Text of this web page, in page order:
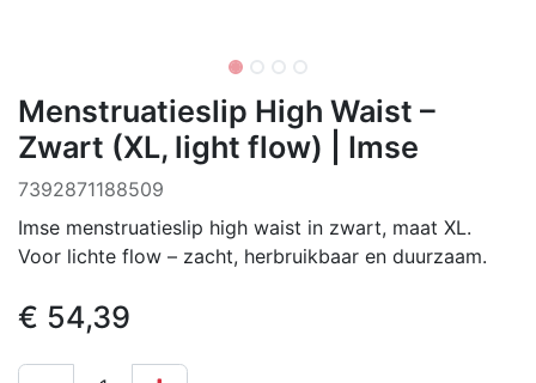
Menstruatieslip High Waist –
Zwart (XL, light flow) | Imse
‌7392871188509
Imse menstruatieslip high waist in zwart, maat XL.
Voor lichte flow – zacht, herbruikbaar en duurzaam.
€ 54,39